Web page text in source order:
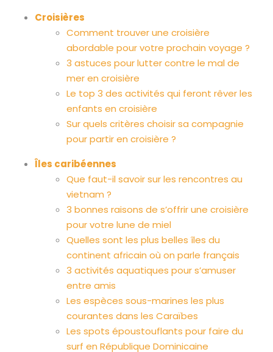
Croisières
Comment trouver une croisière
abordable pour votre prochain voyage ?
3 astuces pour lutter contre le mal de
mer en croisière
Le top 3 des activités qui feront rêver les
enfants en croisière
Sur quels critères choisir sa compagnie
pour partir en croisière ?
Îles caribéennes
Que faut-il savoir sur les rencontres au
vietnam ?
3 bonnes raisons de s’offrir une croisière
pour votre lune de miel
Quelles sont les plus belles îles du
continent africain où on parle français
3 activités aquatiques pour s’amuser
entre amis
Les espèces sous-marines les plus
courantes dans les Caraïbes
Les spots époustouflants pour faire du
surf en République Dominicaine